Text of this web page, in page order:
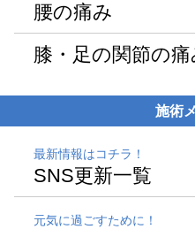
腰の痛み
膝・足の関節の痛
施術
最新情報はコチラ！
SNS更新一覧
元気に過ごすために！